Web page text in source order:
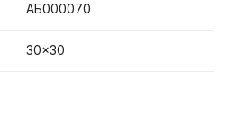
АБ000070
30x30